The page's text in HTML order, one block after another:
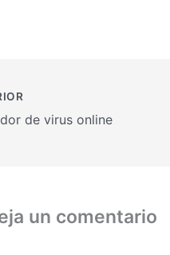
de virus online
un comentario